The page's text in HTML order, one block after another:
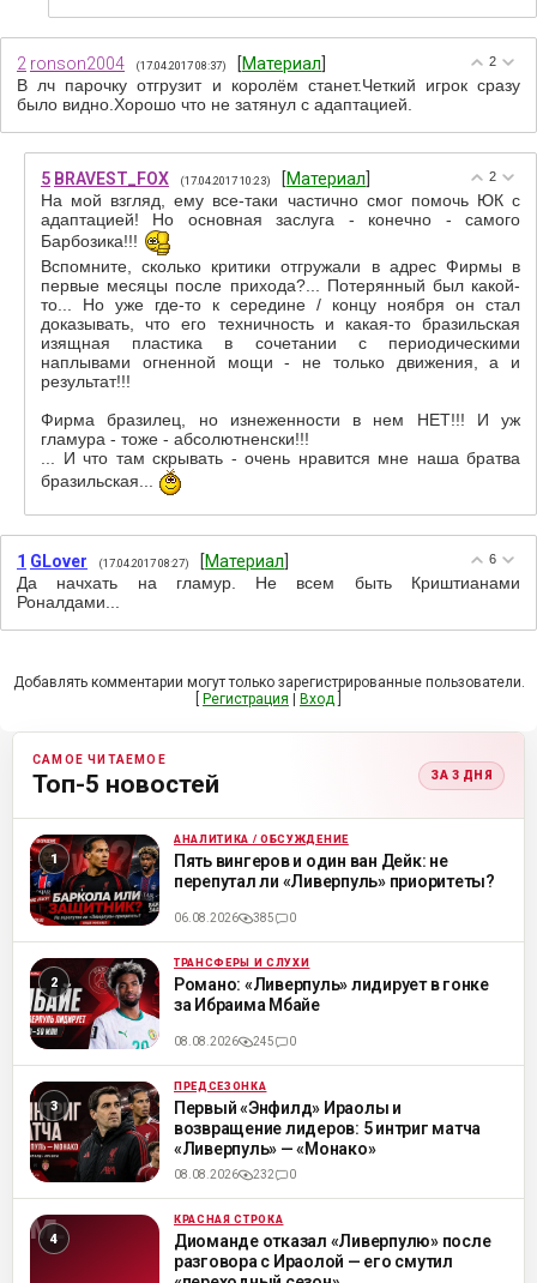
2
2 ronson2004 (17.04.2017 08:37) [Материал
В лч парочку отгрузит и королём станет.Четкий игрок сразу
было видно.Хорошо что не затянул с адаптацией.
2
5 BRAVEST_FOX (17.04.2017 10:23) [Материал
На мой взгляд, ему все-таки частично смог помочь ЮК с
адаптацией! Но основная заслуга - конечно - самого
Барбозика!!!
Вспомните, сколько критики отгружали в адрес Фирмы в
первые месяцы после прихода?... Потерянный был какой-
то... Но уже где-то к середине / концу ноября он стал
доказывать, что его техничность и какая-то бразильская
изящная пластика в сочетании с периодическими
наплывами огненной мощи - не только движения, а и
результат!!!
Фирма бразилец, но изнеженности в нем НЕТ!!! И уж
гламура - тоже - абсолютненски!!!
... И что там скрывать - очень нравится мне наша братва
бразильская...
6
1 GLover (17.04.2017 08:27) [Материал
Да начхать на гламур. Не всем быть Криштианами
Роналдами...
Добавлять комментарии могут только зарегистрированные пользователи.
Регистрация Вход
САМОЕ ЧИТАЕМОЕ
Топ-5 новостей ЗА 3 ДНЯ
ML АНАЛИТИКА / ОБСУЖДЕНИЕ
Пять вингеров и один ван Дейк: не
перепутал ли «Ливерпуль» приоритеты?
06.08.2026 385 0
ML ТРАНСФЕРЫ И СЛУХИ
Романо: «Ливерпуль» лидирует в гонке
за Ибраима Мбайе
08.08.2026 245 0
ML ПРЕДСЕЗОНКА
Первый «Энфилд» Ираолы и
возвращение лидеров: 5 интриг матча
«Ливерпуль» — «Монако»
08.08.2026 232 0
ML КРАСНАЯ СТРОКА
Диоманде отказал «Ливерпулю» после
разговора с Ираолой — его смутил